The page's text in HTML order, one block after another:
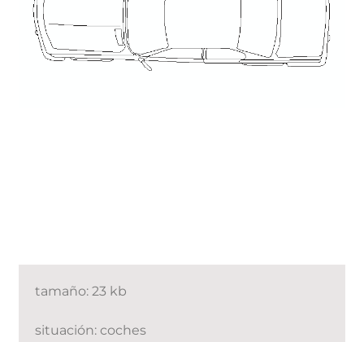
tamaño: 23 kb
situación: coches